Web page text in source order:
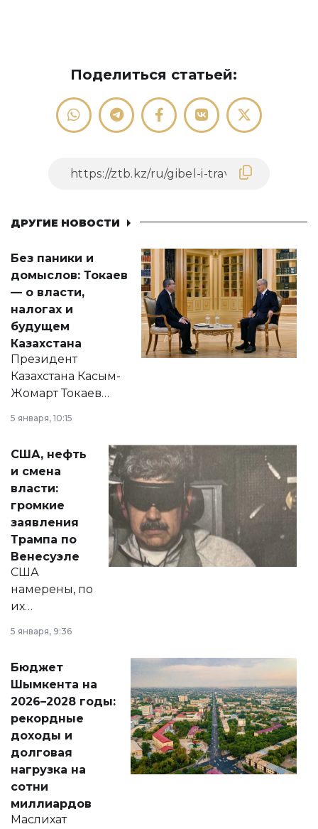
Поделиться статьей:
ДРУГИЕ НОВОСТИ
Без паники и
домыслов: Токаев
— о власти,
налогах и
будущем
Казахстана
Президент
Казахстана Касым-
Жомарт Токаев
сразу несколько
актуальных тем —
от слухов о
политических
реформах до
вопросов армии,
экономики и
личного здоровья.
5 января, 10:15
США, нефть
и смена
власти:
громкие
заявления
Трампа по
Венесуэле
США
намерены, по
их
принести
народу
Венесуэлы.
5 января, 9:36
Бюджет
Шымкента на
2026–2028 годы:
рекордные
доходы и
долговая
нагрузка на
сотни
миллиардов
Маслихат